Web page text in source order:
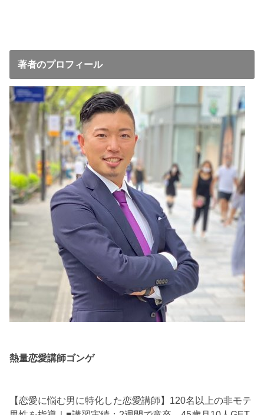
著者のプロフィール
熱量恋愛講師ゴンゲ
【恋愛に悩む男に特化した恋愛講師】120名以上の非モテ